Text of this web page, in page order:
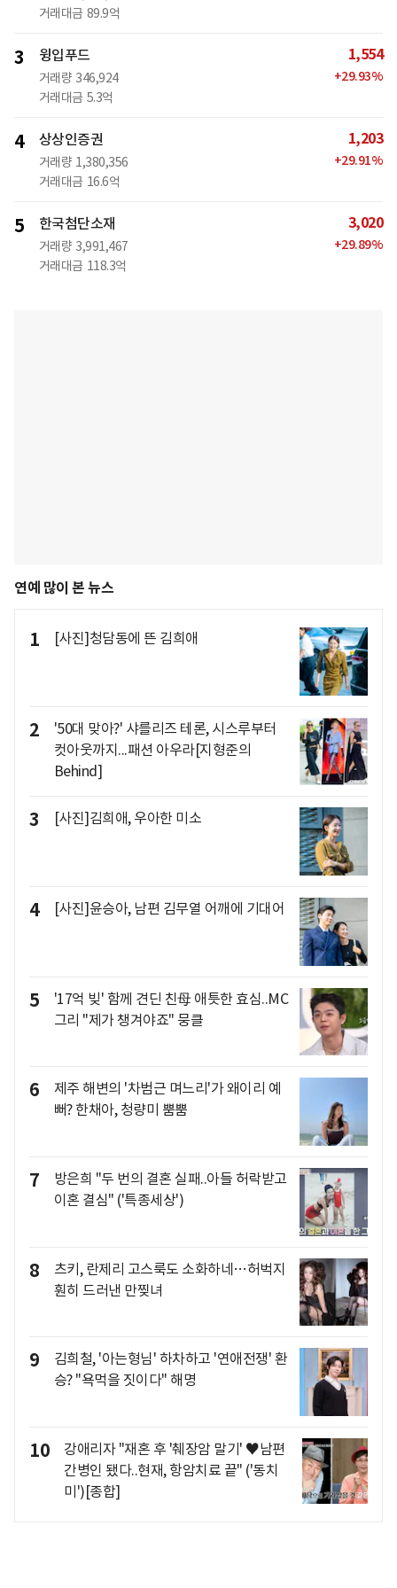
거래대금 89.9억
3 윙입푸드
거래량 346,924
거래대금 5.3억
1,554
+29.93%
4 상상인증권
거래량 1,380,356
거래대금 16.6억
1,203
+29.91%
5 한국첨단소재
거래량 3,991,467
거래대금 118.3억
3,020
+29.89%
연예 많이 본 뉴스
1 [사진]청담동에 뜬 김희애
2
'50대 맞아?' 샤를리즈 테론, 시스루부터
컷아웃까지...패션 아우라[지형준의
Behind]
3 [사진]김희애, 우아한 미소
4 [사진]윤승아, 남편 김무열 어깨에 기대어
5
'17억 빚' 함께 견딘 친母 애틋한 효심..MC
그리 "제가 챙겨야죠" 뭉클
6
제주 해변의 '차범근 며느리'가 왜이리 예
뻐? 한채아, 청량미 뿜뿜
7
방은희 "두 번의 결혼 실패..아들 허락받고
이혼 결심" ('특종세상')
8
츠키, 란제리 고스룩도 소화하네…허벅지
훤히 드러낸 만찢녀
9
김희철, '아는형님' 하차하고 '연애전쟁' 환
승? "욕먹을 짓이다" 해명
10
강애리자 "재혼 후 '췌장암 말기' ♥남편
간병인 됐다..현재, 항암치료 끝" ('동치
미')[종합]